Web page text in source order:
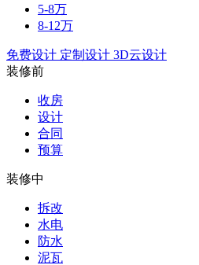
5-8万
8-12万
免费设计 定制设计 3D云设计
装修前
收房
设计
合同
预算
装修中
拆改
水电
防水
泥瓦